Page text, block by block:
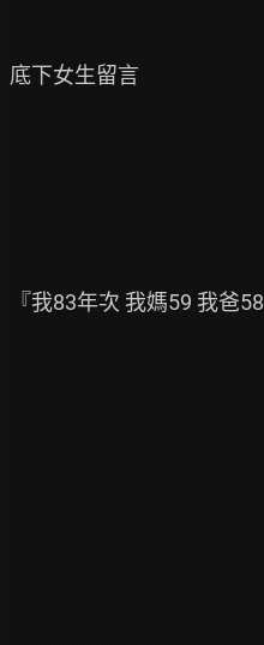
底下女生留言
『我83年次 我媽59 我爸58